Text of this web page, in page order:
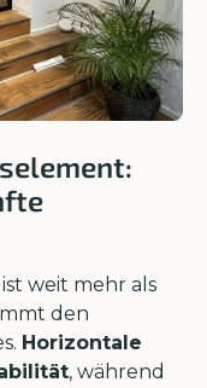
weit mehr als
den
Horizontale
, während